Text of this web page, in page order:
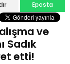
Eposta
ve
Sadık
etti!